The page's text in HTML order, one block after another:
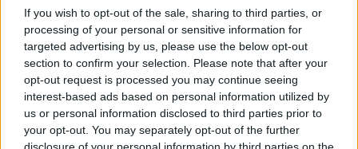
If you wish to opt-out of the sale, sharing to third parties, or
processing of your personal or sensitive information for
targeted advertising by us, please use the below opt-out
section to confirm your selection. Please note that after your
opt-out request is processed you may continue seeing
interest-based ads based on personal information utilized by
us or personal information disclosed to third parties prior to
your opt-out. You may separately opt-out of the further
1000 domácností
Niektoré špecializované žeriavy zdvihnú
hmotnosť 400 slonov
Prvá komerčná mikrovlnka bola vysoká takmer 2
metre
EncyklopédiaAko funguje technikaje rozdelená na
kapitoly ako Energetická technika, Dopravná technika,
f
o
r